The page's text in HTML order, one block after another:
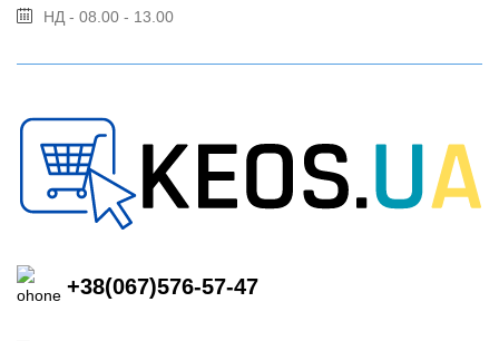
НД - 08.00 - 13.00
+38(067)576-57-47